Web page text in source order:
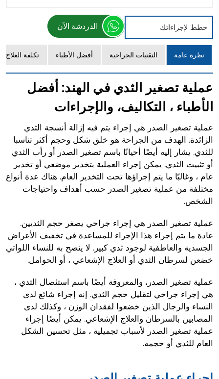
خطط لإجراءاتك الدردشة الآن
نظرة عامة التقنيات الجراحية أفضل الأطباء تكلفة العلاج
عملية تصغير الثدي في الهند: أفضل
الأطباء ، التكاليف، والإجراءات
عملية تصغير الصدر هي إجراء يتم فيه إزالة أنسجة الثدي
الزائدة. الهدف من الجراحة هو خلق شكل وحجم أكثر تناسبا
للثدي. يشار إليه أيضًا أحيانًا باسم تصغير الصدر أو رأب الثدي
أو تثبيت الثدي. يمكن إجراء العملية بتخدير موضعي أو تخدير
عام ، وغالبًا ما يتم إجراؤها تحت التخدير العام. هناك عدة أنواع
مختلفة من عملية تصغير الصدر حسب أهداف واحتياجات
الشخص.
عملية تصغير الصدر هي إجراء جراحي يصغر حجم الثديين.
عادة ما يتم إجراء هذا الإجراء للمساعدة في تخفيف الأعراض
الجسدية والعاطفية لوجود ثدي كبير. لا ينصح به للنساء اللواتي
خضعن لسرطان الثدي أو العلاج الإشعاعي ، أو الحوامل.
عملية تصغير الصدر، والمعروفة أيضًا باسم استئصال الثدي ،
هي إجراء جراحي لتقليل حجم الثدي. إنه إجراء شائع لدى
النساء والرجال الذين خضعوا لفقدان الوزن ، وكذلك لدى
المصابين بالسرطان والعلاج الإشعاعي. يمكن أيضًا إجراء
عملية تصغير الصدر لأسباب تجميلية ، مثل تحسين الشكل
العام للثدي أو حجمه.